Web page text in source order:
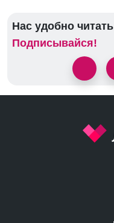
Нас удобно
Подписывайся!